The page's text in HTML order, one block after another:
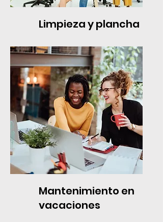
Limpieza y plancha
Mantenimiento en
vacaciones